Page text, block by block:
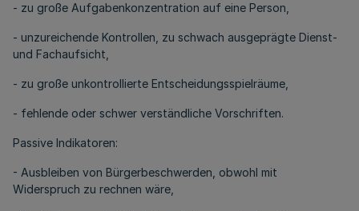
- zu große Aufgabenkonzentration auf eine Person,
- unzureichende Kontrollen, zu schwach ausgeprägte Dienst-
und Fachaufsicht,
- zu große unkontrollierte Entscheidungsspielräume,
- fehlende oder schwer verständliche Vorschriften.
Passive Indikatoren:
- Ausbleiben von Bürgerbeschwerden, obwohl mit
Widerspruch zu rechnen wäre,